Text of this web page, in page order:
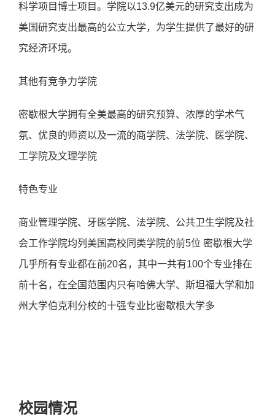
科学项目博士项目。学院以13.9亿美元的研究支出成为
美国研究支出最高的公立大学，为学生提供了最好的研
究经济环境。
其他有竞争力学院
密歇根大学拥有全美最高的研究预算、浓厚的学术气
氛、优良的师资以及一流的商学院、法学院、医学院、
工学院及文理学院
特色专业
商业管理学院、牙医学院、法学院、公共卫生学院及社
会工作学院均列美国高校同类学院的前5位 密歇根大学
几乎所有专业都在前20名，其中一共有100个专业排在
前十名，在全国范围内只有哈佛大学、斯坦福大学和加
州大学伯克利分校的十强专业比密歇根大学多
校园情况